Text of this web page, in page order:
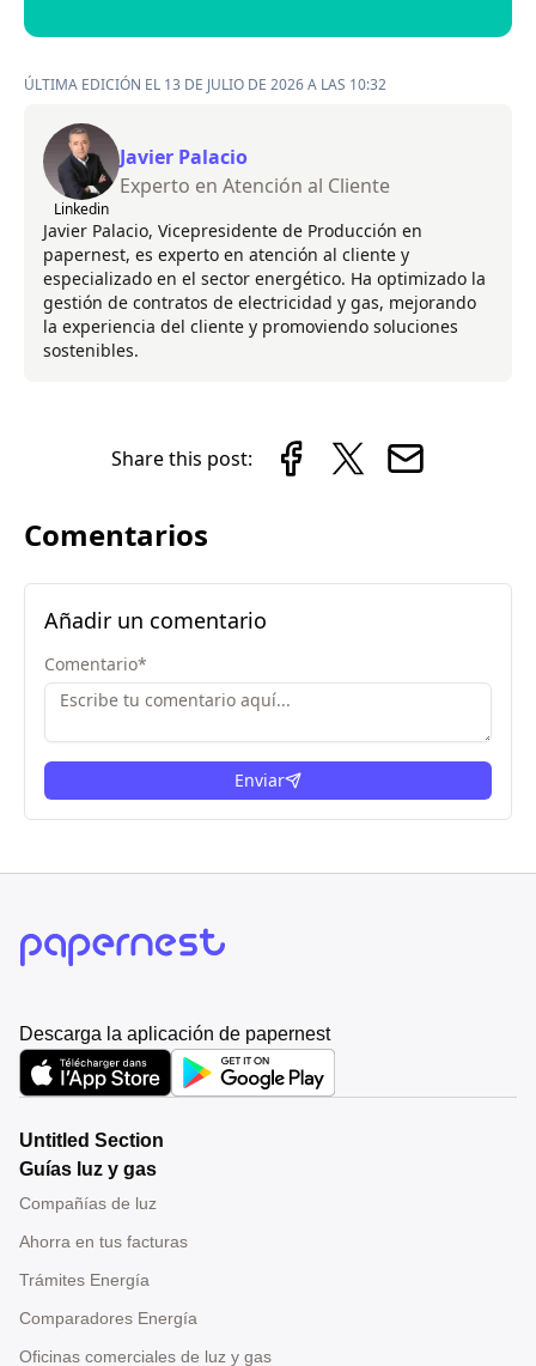
ÚLTIMA EDICIÓN EL 13 DE JULIO DE 2026 A LAS 10:32
Linkedin
Javier Palacio
Experto en Atención al Cliente
Javier Palacio, Vicepresidente de Producción en
papernest, es experto en atención al cliente y
especializado en el sector energético. Ha optimizado la
gestión de contratos de electricidad y gas, mejorando
la experiencia del cliente y promoviendo soluciones
sostenibles.
Share this post:
Comentarios
Añadir un comentario
Comentario*
Enviar
Descarga la aplicación de papernest
Untitled Section
Guías luz y gas
Compañías de luz
Ahorra en tus facturas
Trámites Energía
Comparadores Energía
Oficinas comerciales de luz y gas